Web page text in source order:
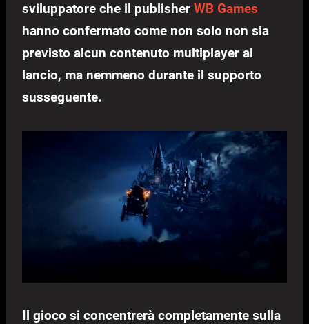
sviluppatore che il publisher WB Games
hanno confermato come non solo non sia
previsto alcun contenuto multiplayer al
lancio, ma nemmeno durante il supporto
susseguente.
Il gioco si concentrerà completamente sulla